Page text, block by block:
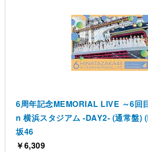
6周年記念MEMORIAL LIVE ～6回
n 横浜スタジアム -DAY2- (通常盤)
坂46
￥6,309